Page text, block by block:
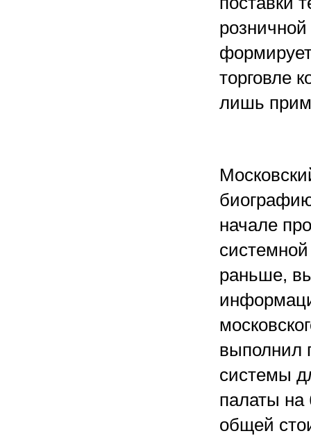
розничной
торговле
лишь
начале
раньше,
выполнил
системы
палаты на
общей